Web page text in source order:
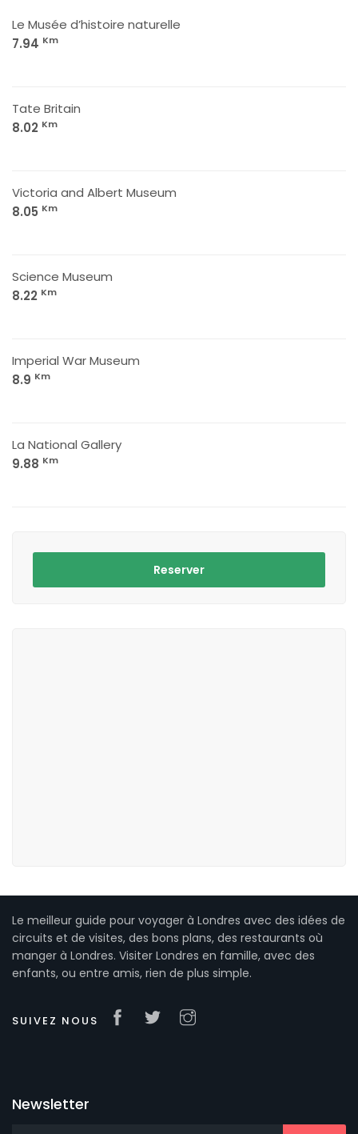
Le Musée d’histoire naturelle
7.94 Km
Tate Britain
8.02 Km
Victoria and Albert Museum
8.05 Km
Science Museum
8.22 Km
Imperial War Museum
8.9 Km
La National Gallery
9.88 Km
Reserver
Le meilleur guide pour voyager à Londres avec des idées de
circuits et de visites, des bons plans, des restaurants où
manger à Londres. Visiter Londres en famille, avec des
enfants, ou entre amis, rien de plus simple.
SUIVEZ NOUS
Newsletter